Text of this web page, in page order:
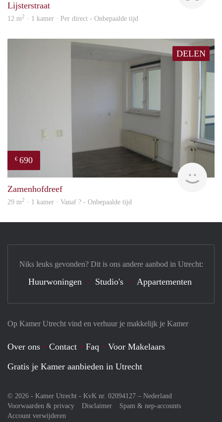
Lijsterstraat
12 m2 · 1 kamer · Per direct - Onbepaalde tijd
DELEN
€ 690
Zamenhofdreef
29 m2 · 1 kamer · Vanaf ? - Onbepaalde tijd
Op Kamer Utrecht vind en verhuur je makkelijk je Kamer
Over ons Contact Faq
Voor Makelaars
Gratis je Kamer aanbieden in Utrecht
© 2026 - Kamer Utrecht - KvK nr. 02094127 – Nederland
Voorwaarden & privacy
Disclaimer
Spam & nep-accounts
Account verwijderen
Niks leuks gevonden? Dit is ons andere aanbod in Utrecht:
Huurwoningen Studio's Appartementen